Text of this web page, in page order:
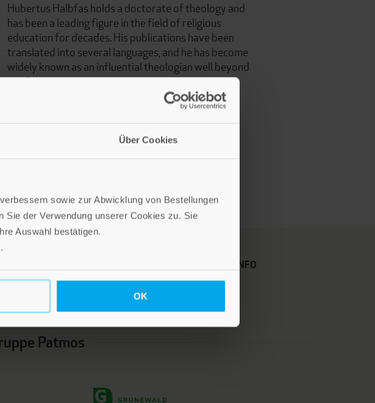
Über Cookies
sowie zur Abwicklung von Bestellungen
der Verwendung unserer Cookies zu. Sie
Auswahl bestätigen.
.
OK
Hubertus Halbfas holds a doctorate of theology and
has been a leading figure in the field of religious
education for decades. His publications have been
translated into several languages, and he has become
widely known as an influential theologian well beyond
the German-speaking countries.
KUNDENINFO
Patmos